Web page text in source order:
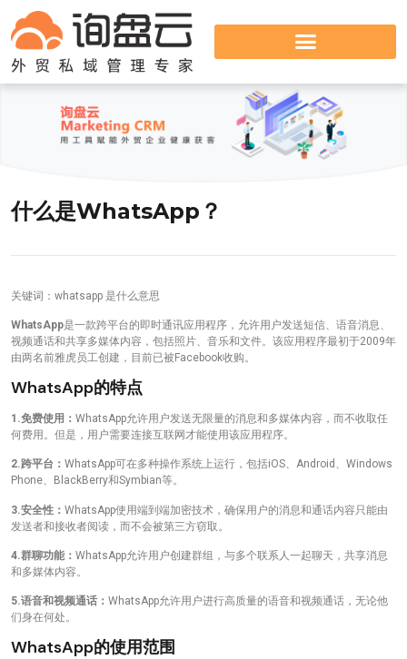
什么是WhatsApp？
关键词：whatsapp 是什么意思
WhatsApp是一款跨平台的即时通讯应用程序，允许用户发送短信、语音消息、
视频通话和共享多媒体内容，包括照片、音乐和文件。该应用程序最初于2009年
由两名前雅虎员工创建，目前已被Facebook收购。
WhatsApp的特点
1.免费使用： WhatsApp允许用户发送无限量的消息和多媒体内容，而不收取任
何费用。但是，用户需要连接互联网才能使用该应用程序。
2.跨平台： WhatsApp可在多种操作系统上运行，包括iOS、Android、Windows
Phone、BlackBerry和Symbian等。
3.安全性： WhatsApp使用端到端加密技术，确保用户的消息和通话内容只能由
发送者和接收者阅读，而不会被第三方窃取。
4.群聊功能： WhatsApp允许用户创建群组，与多个联系人一起聊天，共享消息
和多媒体内容。
5.语音和视频通话： WhatsApp允许用户进行高质量的语音和视频通话，无论他
们身在何处。
WhatsApp的使用范围